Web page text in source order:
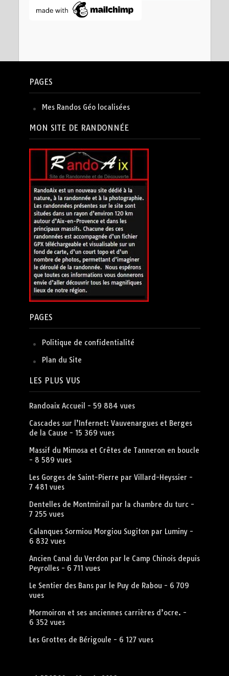
PAGES
Mes Randos Géo localisées
MON SITE DE RANDONNÉE
PAGES
Politique de confidentialité
Plan du Site
LES PLUS VUS
Randoaix Accueil - 59 884 vues
Cascades sur l’Infernet: Vauvenargues et Berges
de la Cause - 15 369 vues
Massif du Mimosa et Crêtes de Tanneron en boucle
- 8 589 vues
Les Gorges de Saint-Pierre par Villard-Heyssier -
7 481 vues
Dentelles de Montmirail par la chambre du turc -
7 255 vues
Calanques Sormiou Morgiou Sugiton par Luminy-
6 832 vues
Ancien Canal du Verdon par le Camp Chinois depuis
Peyrolles- 6 711 vues
Le Sentier des Bans par le Puy de Rabou - 6 709
vues
Mormoiron et ses anciennes carrières d’ocre. -
6 352 vues
Les Grottes de Bérigoule - 6 127 vues